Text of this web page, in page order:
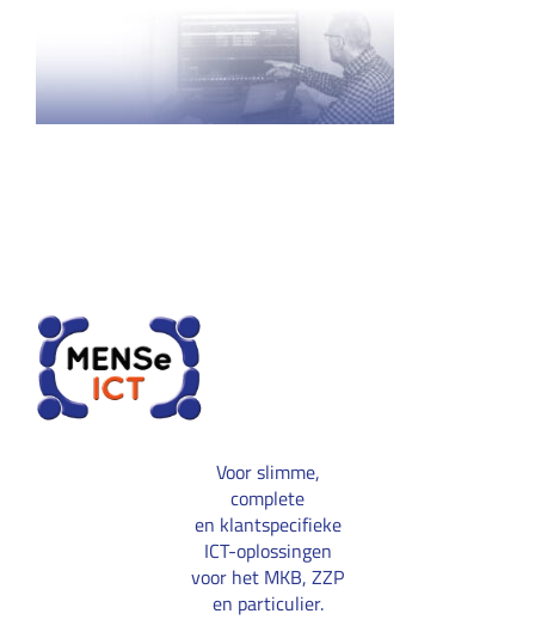
Voor slimme,
complete
en klantspecifieke
ICT-oplossingen
voor het MKB, ZZP
en particulier.